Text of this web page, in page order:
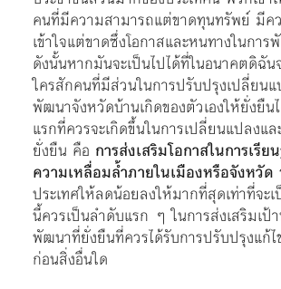
คนที่มีความสามารถแต่ขาดทุนทรัพย์ มีค
เข้าใจแต่ขาดซึ่งโอกาสและหนทางในกา
ดังนั้นหากมันจะเป็นไปได้ที่ในอนาคตดิฉัน
ใครสักคนที่มีส่วนในการปรับปรุงเปลี่ยน
พัฒนาจังหวัดบ้านเกิดของตัวเองให้ยั่งยื
แรกที่ควรจะเกิดขึ้นในการเปลี่ยนแปลงแ
ยั่งยืน คือ การส่งเสริมโอกาสในการเรีย
ความเหลื่อมล้ำภายในเมืองหรือจังหวัด
ประเทศให้ลดน้อยลงให้มากที่สุดเท่าที่จะ
นี้ควรเป็นลำดับแรก ๆ ในการส่งเสริมเป้
พัฒนาที่ยั่งยืนที่ควรได้รับการปรับปรุงแก้
ก่อนสิ่งอื่นใด